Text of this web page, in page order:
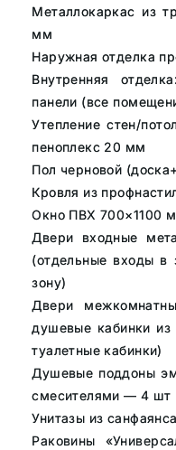
Металлокаркас из
мм
Наружная отделка
Внутренняя
панели (все
Утепление стен/
пеноплекс 20 мм
Пол черновой
Кровля из
Окно ПВХ 700×1100
Двери входные
(отдельные входы в
зону)
Двери
душевые кабинки
туалетные кабинки)
Душевые поддоны
смесителями — 4 шт
Унитазы из
Раковины